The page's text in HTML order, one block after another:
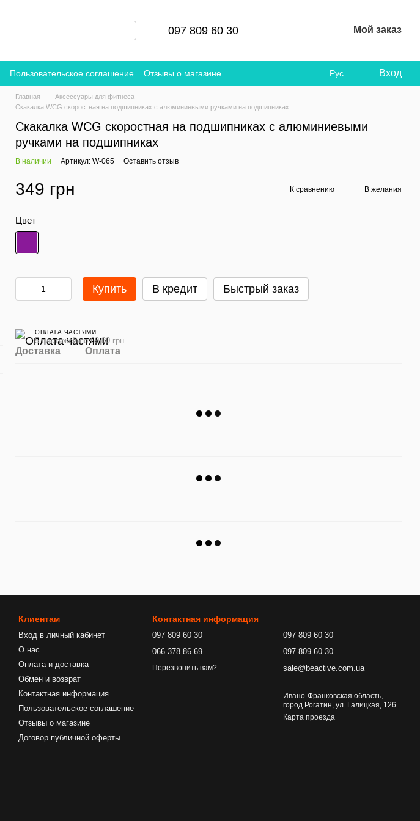
097 809 60 30 Мой заказ
Пользовательское соглашение
Отзывы о магазине
Рус Вход
Главная
Аксессуары для фитнеса
Скакалка WCG скоростная на подшипниках с алюминиевыми ручками на подшипниках
Скакалка WCG скоростная на подшипниках с алюминиевыми
ручками на подшипниках
В наличии Артикул: W-065 Оставить отзыв
349 грн К сравнению В желания
Цвет
Купить В кредит Быстрый заказ
ОПЛАТА ЧАСТЯМИ
5 платежей по 69.80 грн
Доставка Оплата
Клиентам
Вход в личный кабинет
О нас
Оплата и доставка
Обмен и возврат
Контактная информация
Пользовательское соглашение
Отзывы о магазине
Договор публичной оферты
Контактная информация
097 809 60 30
066 378 86 69
Перезвонить вам?
097 809 60 30
097 809 60 30
sale@beactive.com.ua
Ивано-Франковская область,
город Рогатин, ул. Галицкая, 126
Карта проезда